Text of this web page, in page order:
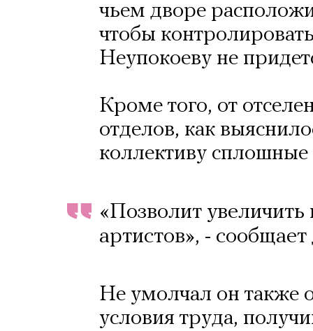
чьем дворе
чтобы
Неупокоеву не
Кроме того, от
отделов, как
коллективу
«Позволит
артистов», -
Не умолчал он также
условия труда,